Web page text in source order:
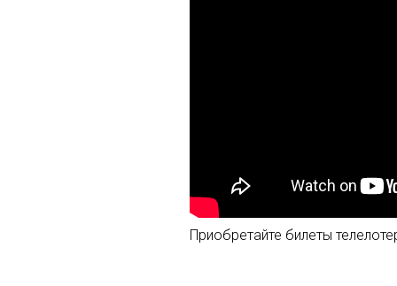
Приобретайте билеты